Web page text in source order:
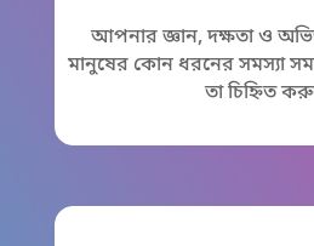
আপনার জ্ঞান, দক্ষতা ও
মানুষের কোন ধরনের সমস্যা
তা চিহ্নিত